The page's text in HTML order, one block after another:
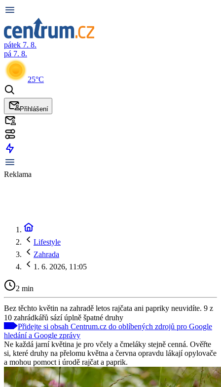
pátek 7. 8.
pá 7. 8.
25°C
Přihlášení
Reklama
Lifestyle
Zahrada
1. 6. 2026, 11:05
2 min
Bez těchto květin na zahradě letos rajčata ani papriky neuvidíte. 9 z
10 zahrádkářů sází úplně špatné druhy
Přidejte si obsah Centrum.cz do oblíbených zdrojů pro Google
hledání a Google zprávy
Ne každá jarní květina je pro včely a čmeláky stejně cenná. Ověřte
si, které druhy na přelomu května a června opravdu lákají opylovače
a mohou pomoct i úrodě rajčat a paprik.